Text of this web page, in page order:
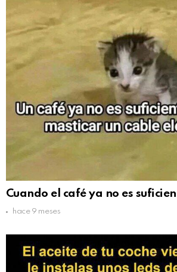
Cuando el café ya no es
hace 9 meses